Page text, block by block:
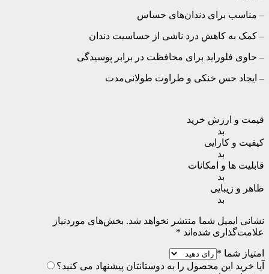
– مناسب برای دندان‌های حساس
– کمک به کاهش درد ناشی از حساسیت دندان
– حاوی فلوراید برای محافظت در برابر پوسیدگی
– ایجاد حس خنکی و طراوت طولانی‌مدت
قیمت و ارزش خرید
بد
کیفیت و کارایی
بد
قابلیت ها و امکانات
بد
ظاهر و زیبایی
بد
نشانی ایمیل شما منتشر نخواهد شد. بخش‌های موردنیاز
علامت‌گذاری شده‌اند *
امتیاز شما *
آیا خرید این محصول را به دوستانتان پیشنهاد می کنید؟